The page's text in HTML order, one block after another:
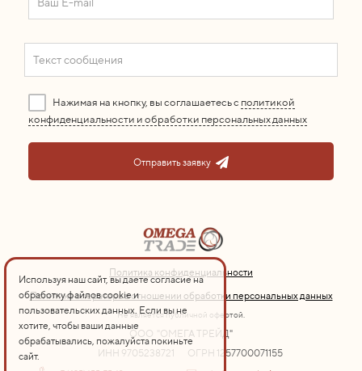
Нажимая на кнопку, вы соглашаетесь с политикой
конфиденциальности и обработки персональных данных
Отправить заявку
Политика конфиденциальности
Политика оператора в отношении обработки персональных данных
Не является публичной офертой.
ООО "ОМЕГА ТРЕЙД"
ИНН 9705238721
ОГРН 1257700071155
Используя наш сайт, вы даете согласие на
обработку файлов cookie и
пользовательских данных. Если вы не
хотите, чтобы ваши данные
обрабатывались, пожалуйста покиньте
сайт.